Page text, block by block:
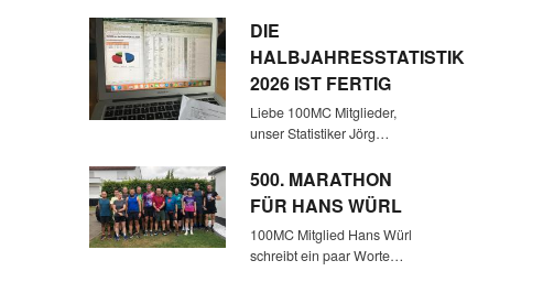
DIE
HALBJAHRESSTATISTIK
2026 IST FERTIG
Liebe 100MC Mitglieder,
unser Statistiker Jörg…
500. MARATHON
FÜR HANS WÜRL
100MC Mitglied Hans Würl
schreibt ein paar Worte…